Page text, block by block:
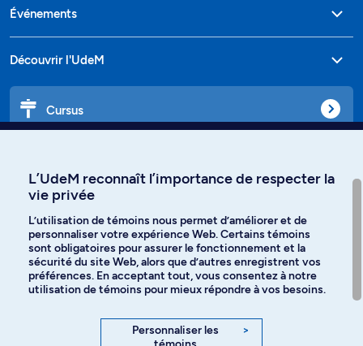
Événements
Découvrir l'UdeM
Cursus
Langues
Facebook Instagram
YouTube
L’UdeM reconnaît l’importance de respecter la
vie privée
L’utilisation de témoins nous permet d’améliorer et de
personnaliser votre expérience Web. Certains témoins
sont obligatoires pour assurer le fonctionnement et la
sécurité du site Web, alors que d’autres enregistrent vos
préférences. En acceptant tout, vous consentez à notre
utilisation de témoins pour mieux répondre à vos besoins.
Personnaliser les
>